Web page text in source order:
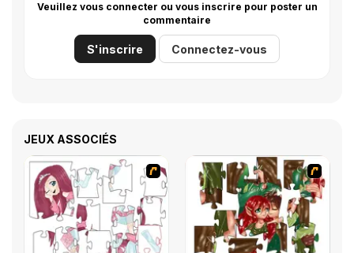
Veuillez vous connecter ou vous inscrire pour poster un
commentaire
S'inscrire Connectez-vous
JEUX ASSOCIÉS